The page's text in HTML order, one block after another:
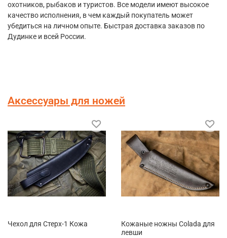
охотников, рыбаков и туристов. Все модели имеют высокое
качество исполнения, в чем каждый покупатель может
убедиться на личном опыте. Быстрая доставка заказов по
Дудинке и всей России.
Аксессуары для ножей
Чехол для Стерх-1 Кожа
Кожаные ножны Colada для
левши